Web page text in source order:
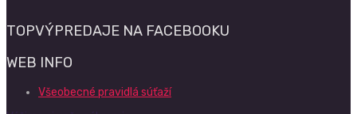
TOPVÝPREDAJE NA FACEBOOKU
WEB INFO
Všeobecné pravidlá súťaží